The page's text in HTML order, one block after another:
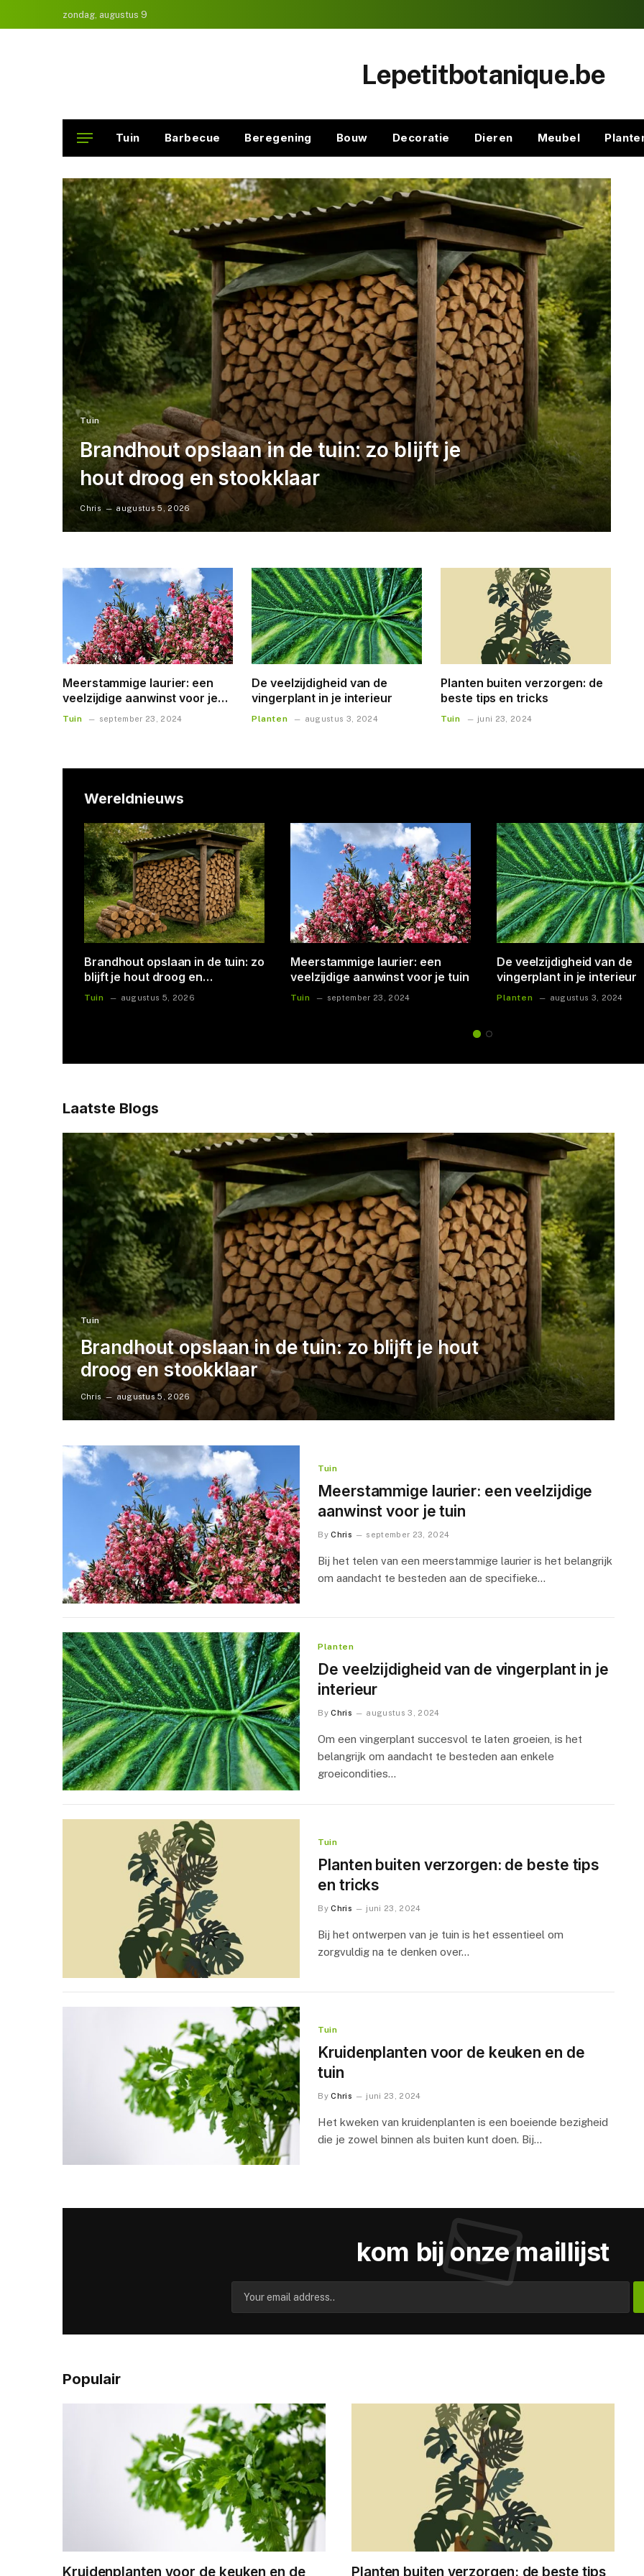
zondag, augustus 9
Lepetitbotanique.be
Tuin Barbecue Beregening Bouw Decoratie Dieren Meubel
Tuin
Brandhout opslaan in de tuin: zo blijft je
hout droog en stookklaar
Chris augustus 5, 2026
Meerstammige laurier: een
veelzijdige aanwinst voor je
tuin
Tuin september 23, 2024
De veelzijdigheid van de
vingerplant in je interieur
Planten augustus 3, 2024
Planten buiten verzorgen: de
beste tips en tricks
Tuin juni 23, 2024
Wereldnieuws
Kruidenplanten voor de keuken
en de tuin
Tuin juni 23, 2024
Grote bloempotten voor elke
tuin: inspiratie en tips
Planten juni 23, 2024
Efficiënt tuinieren met
tuingereedschap: tips en
voordelen
Tuin accessoires juni 23, 2024
Laatste Blogs
Tuin
Brandhout opslaan in de tuin: zo blijft je hout
droog en stookklaar
Chris augustus 5, 2026
Tuin
Meerstammige laurier: een veelzijdige
aanwinst voor je tuin
By Chris september 23, 2024
Bij het telen van een meerstammige laurier is het belangrijk
om aandacht te besteden aan de specifieke…
Planten
De veelzijdigheid van de vingerplant in je
interieur
By Chris augustus 3, 2024
Om een vingerplant succesvol te laten groeien, is het
belangrijk om aandacht te besteden aan enkele
groeicondities…
Tuin
Planten buiten verzorgen: de beste tips
en tricks
By Chris juni 23, 2024
Bij het ontwerpen van je tuin is het essentieel om
zorgvuldig na te denken over…
Tuin
Kruidenplanten voor de keuken en de
tuin
By Chris juni 23, 2024
Het kweken van kruidenplanten is een boeiende bezigheid
die je zowel binnen als buiten kunt doen. Bij…
kom bij onze maillijst
Populair
Kruidenplanten voor de keuken en de Planten buiten verzorgen: de beste tips